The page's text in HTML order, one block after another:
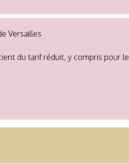
Versailles
du tarif réduit, y compris pour le